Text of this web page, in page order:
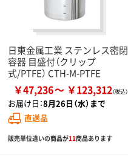
日東金属工業 ステンレス密閉
容器 目盛付（クリップ
式/PTFE） CTH-M-PTFE
￥47,236 ￥123,312
お届け日：8月26日（水）まで
直送品
販売単位違いの商品が11商品あります